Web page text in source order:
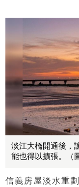
淡江大橋開通後，
能也得以擴張。（
信義房屋淡水重